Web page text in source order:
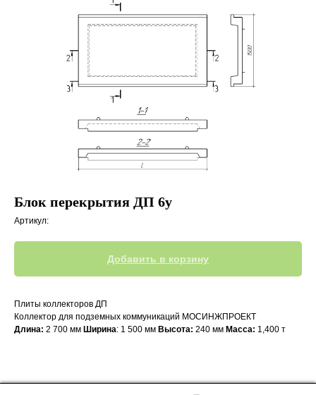
Блок перекрытия ДП 6у
Артикул:
Добавить в корзину
Плиты коллекторов ДП
Коллектор для подземных коммуникаций МОСИНЖПРОЕКТ
Длина: 2 700 мм Ширина: 1 500 мм Высота: 240 мм Масса: 1,400 т